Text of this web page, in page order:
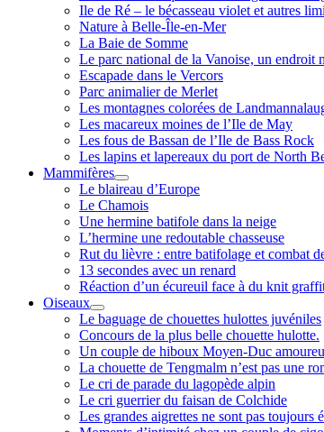
Ile de Ré – le bécasseau violet et autres
Nature à Belle-Île-en-Mer
La Baie de Somme
Le parc national de la Vanoise, un endroit
Escapade dans le Vercors
Parc animalier de Merlet
Les montagnes colorées de
Les macareux moines de l’Ile de May
Les fous de Bassan de l’Ile de Bass Rock
Les lapins et lapereaux du port de North
Mammifères
ouvrir
menu
Le blaireau d’Europe
Le Chamois
Une hermine batifole dans la neige
L’hermine une redoutable chasseuse
Rut du lièvre : entre batifolage et combat
13 secondes avec un renard
Réaction d’un écureuil face à du knit
Oiseaux
ouvrir
menu
Le baguage de chouettes hulottes juvéniles
Concours de la plus belle chouette hulotte.
Un couple de hiboux Moyen-Duc
La chouette de Tengmalm n’est pas une
Le cri de parade du lagopède alpin
Le cri guerrier du faisan de Colchide
Les grandes aigrettes ne sont pas toujours